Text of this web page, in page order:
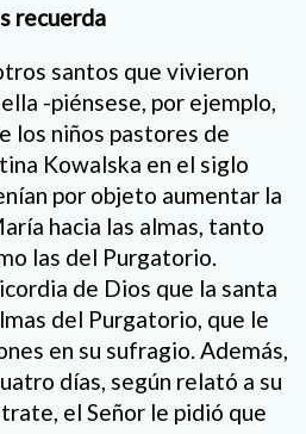
recuerda
santos que vivieron
-piénsese, por ejemplo,
los niños pastores de
Kowalska en el siglo
por objeto aumentar la
hacia las almas, tanto
las del Purgatorio.
de Dios que la santa
del Purgatorio, que le
en su sufragio. Además,
días, según relató a su
el Señor le pidió que